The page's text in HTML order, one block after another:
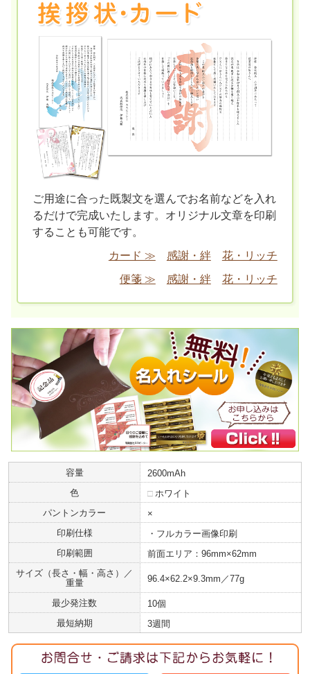
ご用途に合った既製文を選んでお名前などを入れ
るだけで完成いたします。オリジナル文章を印刷
することも可能です。
カード ≫
感謝・絆
花・リッチ
便箋 ≫
感謝・絆 花・リッチ
容量
2600mAh
色
□ ホワイト
パントンカラー
×
印刷仕様
・フルカラー画像印刷
印刷範囲
前面エリア：96mm×62mm
サイズ（長さ・幅・高さ）／
重量
96.4×62.2×9.3mm／77g
最少発注数
10個
最短納期
3週間